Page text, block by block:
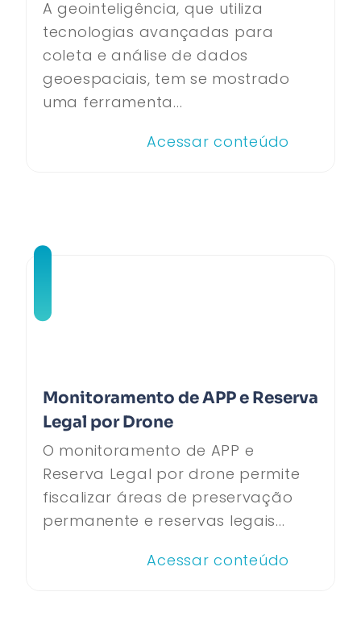
A geointeligência, que utiliza
tecnologias avançadas para
coleta e análise de dados
geoespaciais, tem se mostrado
uma ferramenta...
Acessar conteúdo
Monitoramento de APP e Reserva
Legal por Drone
O monitoramento de APP e
Reserva Legal por drone permite
fiscalizar áreas de preservação
permanente e reservas legais...
Acessar conteúdo